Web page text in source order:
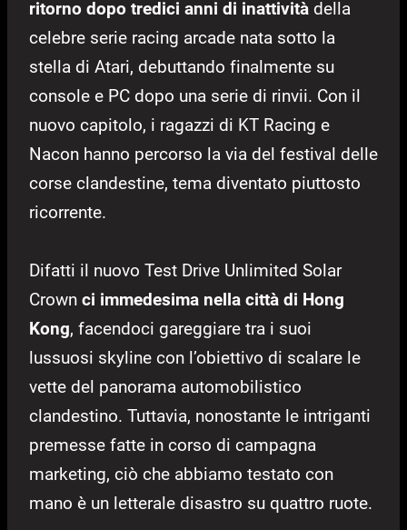
ritorno dopo tredici anni di inattività della
celebre serie racing arcade nata sotto la
stella di Atari, debuttando finalmente su
console e PC dopo una serie di rinvii. Con il
nuovo capitolo, i ragazzi di KT Racing e
Nacon hanno percorso la via del festival delle
corse clandestine, tema diventato piuttosto
ricorrente.
Difatti il nuovo Test Drive Unlimited Solar
Crown ci immedesima nella città di Hong
Kong, facendoci gareggiare tra i suoi
lussuosi skyline con l’obiettivo di scalare le
vette del panorama automobilistico
clandestino. Tuttavia, nonostante le intriganti
premesse fatte in corso di campagna
marketing, ciò che abbiamo testato con
mano è un letterale disastro su quattro ruote.